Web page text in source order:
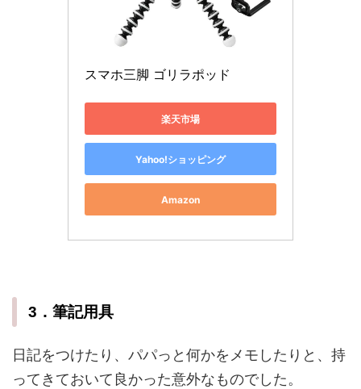
スマホ三脚 ゴリラポッド
楽天市場
Yahoo!ショッピング
Amazon
3．筆記用具
日記をつけたり、パパっと何かをメモしたりと、持
ってきておいて良かった意外なものでした。